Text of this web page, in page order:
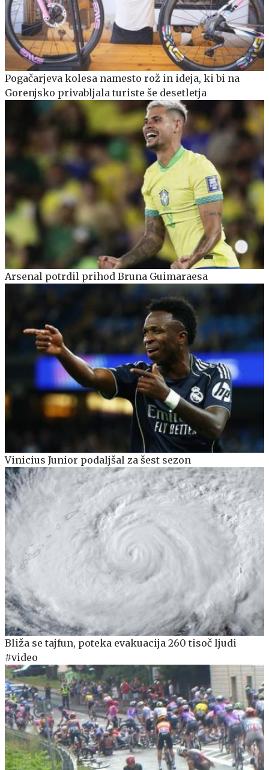
Pogačarjeva kolesa namesto rož in ideja, ki bi na
Gorenjsko privabljala turiste še desetletja
Arsenal potrdil prihod Bruna Guimaraesa
Vinicius Junior podaljšal za šest sezon
Bliža se tajfun, poteka evakuacija 260 tisoč ljudi
#video